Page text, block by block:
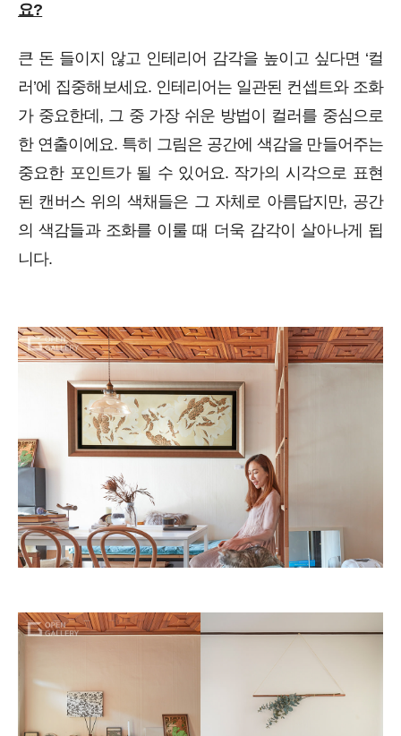
요?
큰 돈 들이지 않고 인테리어 감각을 높이고 싶다면 ‘컬
러’에 집중해보세요. 인테리어는 일관된 컨셉트와 조화
가 중요한데, 그 중 가장 쉬운 방법이 컬러를 중심으로
한 연출이에요. 특히 그림은 공간에 색감을 만들어주는
중요한 포인트가 될 수 있어요. 작가의 시각으로 표현
된 캔버스 위의 색채들은 그 자체로 아름답지만, 공간
의 색감들과 조화를 이룰 때 더욱 감각이 살아나게 됩
니다.